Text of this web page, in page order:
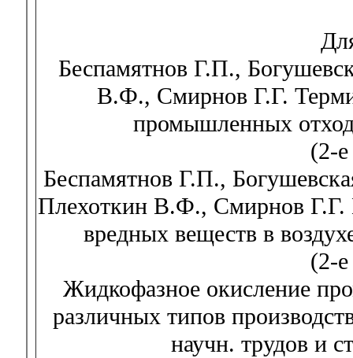
Беспамятнов Г.П.,
В.Ф., Смирнов Г.Г.
промышленных
(2-
Беспамятнов Г.П.,
Плехоткин В.Ф., Смирнов Г.Г.
вредных веществ в
(2-
Жидкофазное окисление
различных типов
научн. трудов и